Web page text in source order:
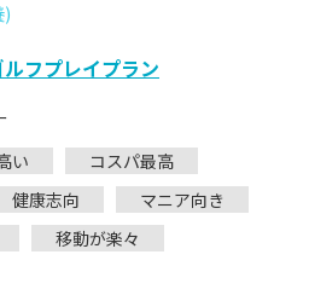
)
フプレイプラン
い
コスパ最高
健康志向
マニア向き
移動が楽々